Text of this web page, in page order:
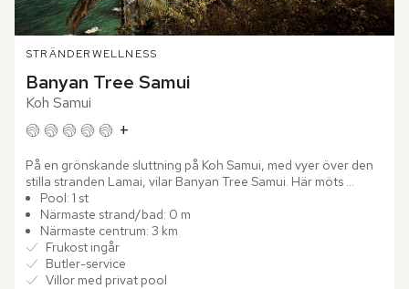
STRÄNDERWELLNESS
Banyan Tree Samui
Koh Samui
+
På en grönskande sluttning på Koh Samui, med vyer över den
stilla stranden Lamai, vilar Banyan Tree Samui. Här möts
tropisk lyx och avskildhet i en harmonisk helhet, något som...
Pool: 1 st
Närmaste strand/bad: 0 m
Närmaste centrum: 3 km
Frukost ingår
Butler-service
Villor med privat pool